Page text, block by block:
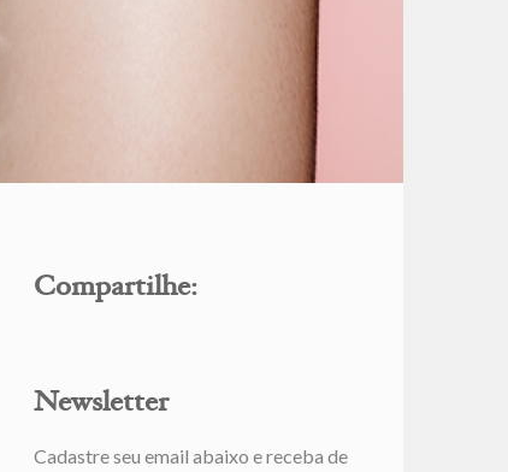
Compartilhe:
Newsletter
Cadastre seu email abaixo e receba de